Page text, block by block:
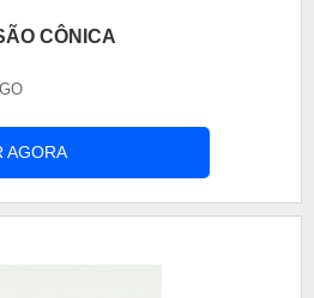
CÔNICA
AGORA